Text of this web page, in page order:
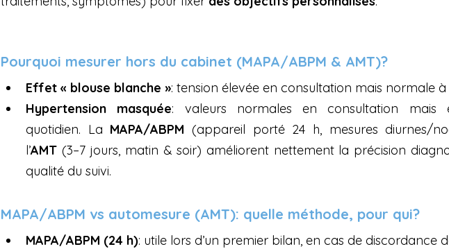
Pourquoi mesurer hors du cabinet (MAPA/ABPM & AMT)?
Effet « blouse blanche »: tension élevée en consultation mais normale à
Hypertension masquée: valeurs normales en consultation mais
quotidien. La MAPA/ABPM (appareil porté 24 h, mesures diurnes/
l’AMT (3–7 jours, matin & soir) améliorent nettement la précision
qualité du suivi.
MAPA/ABPM vs automesure (AMT): quelle méthode, pour qui?
MAPA/ABPM (24 h): utile lors d’un premier bilan, en cas de discordance